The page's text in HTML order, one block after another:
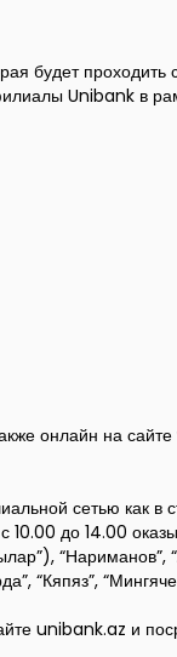
будет
Unibank в
онлайн на
сетью как в
до 14.00
“Нариманов”,
“Кяпяз”,
unibank.az и